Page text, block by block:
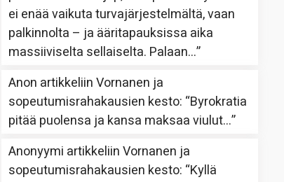
ei enää vaikuta turvajärjestelmältä, vaan
palkinnolta – ja ääritapauksissa aika
massiiviselta sellaiselta. Palaan…”
Anon artikkeliinVornanen ja
sopeutumisrahakausien kesto: “Byrokratia
pitää puolensa ja kansa maksaa viulut…”
Anonyymi artikkeliinVornanen ja
sopeutumisrahakausien kesto: “Kyllä